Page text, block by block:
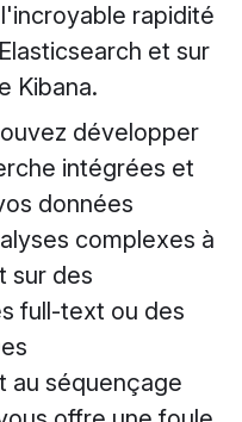
rapidité
et sur
Kibana.
développer
intégrées et
données
complexes à
sur des
full-text ou des
au séquençage